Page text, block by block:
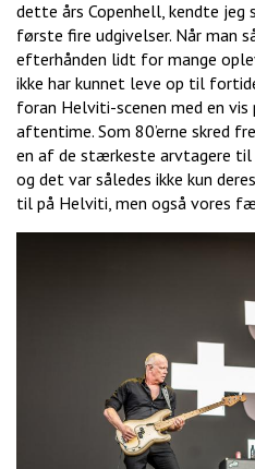
dette års Copenhell, kendte
første fire udgivelser. Når man
efterhånden lidt for mange
ikke har kunnet leve op til
foran Helviti-scenen med en
aftentime. Som 80’erne skred
en af de stærkeste arvtagere til
og det var således ikke kun
til på Helviti, men også vores